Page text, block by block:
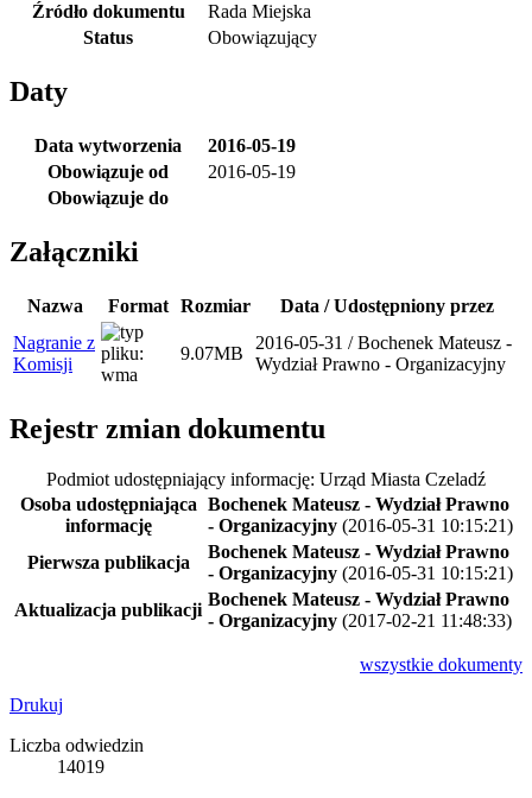
Źródło dokumentu
Rada Miejska
Status
Obowiązujący
Daty
Data wytworzenia
2016-05-19
Obowiązuje od
2016-05-19
Obowiązuje do
Załączniki
Nazwa Format Rozmiar
Data / Udostępniony przez
Nagranie z
Komisji
9.07MB
2016-05-31 / Bochenek Mateusz -
Wydział Prawno - Organizacyjny
Rejestr zmian dokumentu
Podmiot udostępniający informację: Urząd Miasta Czeladź
Osoba udostępniająca
informację
Bochenek Mateusz - Wydział Prawno
- Organizacyjny (2016-05-31 10:15:21)
Pierwsza publikacja
Bochenek Mateusz - Wydział Prawno
- Organizacyjny (2016-05-31 10:15:21)
Aktualizacja publikacji
Bochenek Mateusz - Wydział Prawno
- Organizacyjny (2017-02-21 11:48:33)
wszystkie dokumenty
Drukuj
Liczba odwiedzin
14019